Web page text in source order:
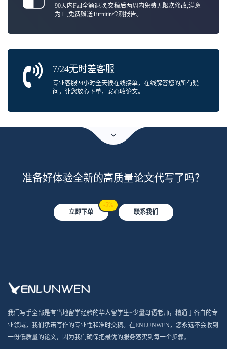
90天内Fail全额退款,交稿后两周内免费无限次修改,满意
为止,免费赠送Turnitin检测报告。
7/24无时差客服
专业客服24小时全天候在线接单，在线解答您的所有疑
问，让您放心下单，安心收论文。
准备好体验全新的高质量论文代写了吗？
立即下单
-5%
联系我们
我们写手全部是有当地留学经验的华人留学生+少量母语老师，精通于各自的专
业领域，我们承诺写作的专业性和准时交稿。在ENLUNWEN，您永远不会收到
一份低质量的论文，因为我们确保把最优的服务落实到每一个步骤。